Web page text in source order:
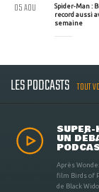
Spider-Man :
record aussi
semaine
05 AOU
LES PODCASTS TOUT
UN
Après
film Birds of
de Black